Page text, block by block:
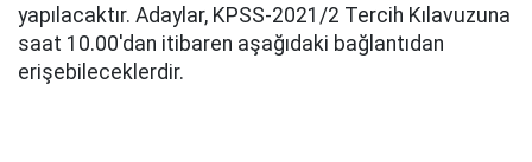
yapılacaktır. Adaylar, KPSS-2021/2 Tercih Kılavuzuna
saat 10.00'dan itibaren aşağıdaki bağlantıdan
erişebileceklerdir.